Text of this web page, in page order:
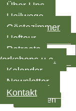
Über Uns
Heilwege
Gästezimmer
Hoftour
Retreats,
u.a.
Kalender
Newsletter
Kontakt
nach oben